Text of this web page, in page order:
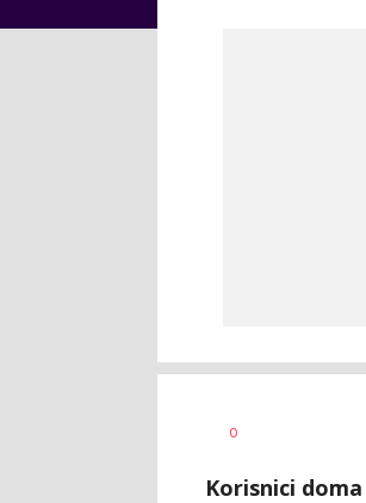
AUTOR
0
Korisnici